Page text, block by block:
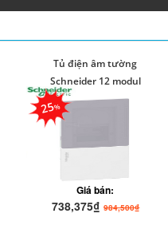
Tủ điện âm tường
Schneider 12 modul
25
Giá bán:
738,375₫ 984,500₫